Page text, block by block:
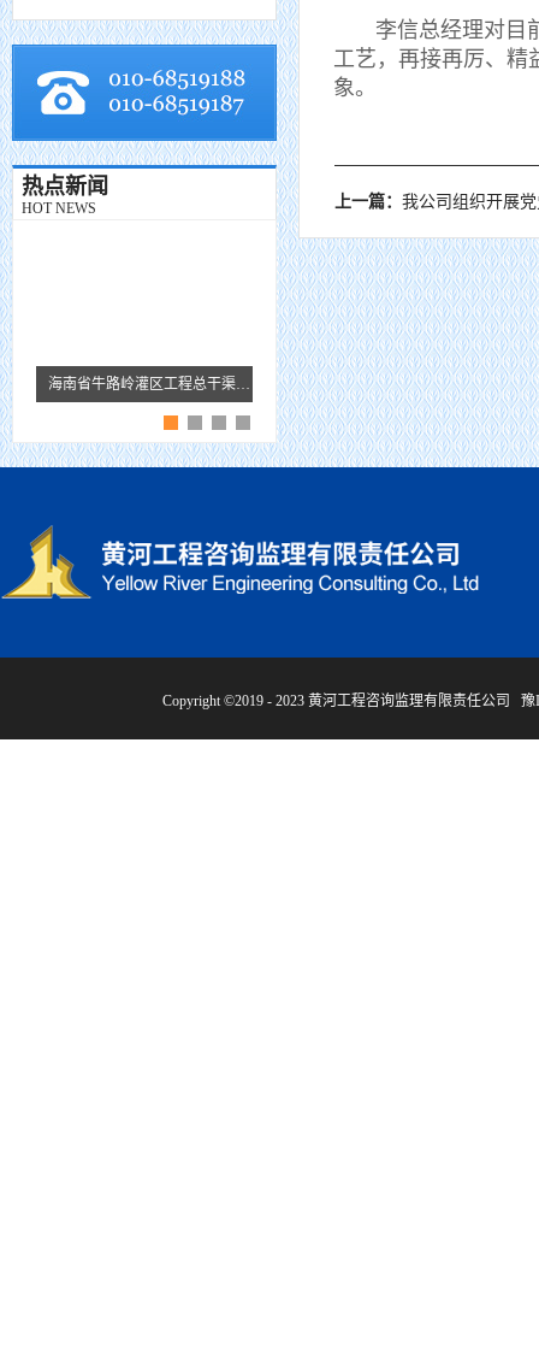
热点新闻
HOT NEWS
海南省牛路岭灌区工程总干渠1#隧洞无压段提前5个月贯通 黄河监理故事 · 王芹
李信总经理对目前
工艺，再接再厉、精
象。
上一篇： 我公司组织开展
Copyright ©2019 - 2023 黄河工程咨询监理有限责任公司 豫